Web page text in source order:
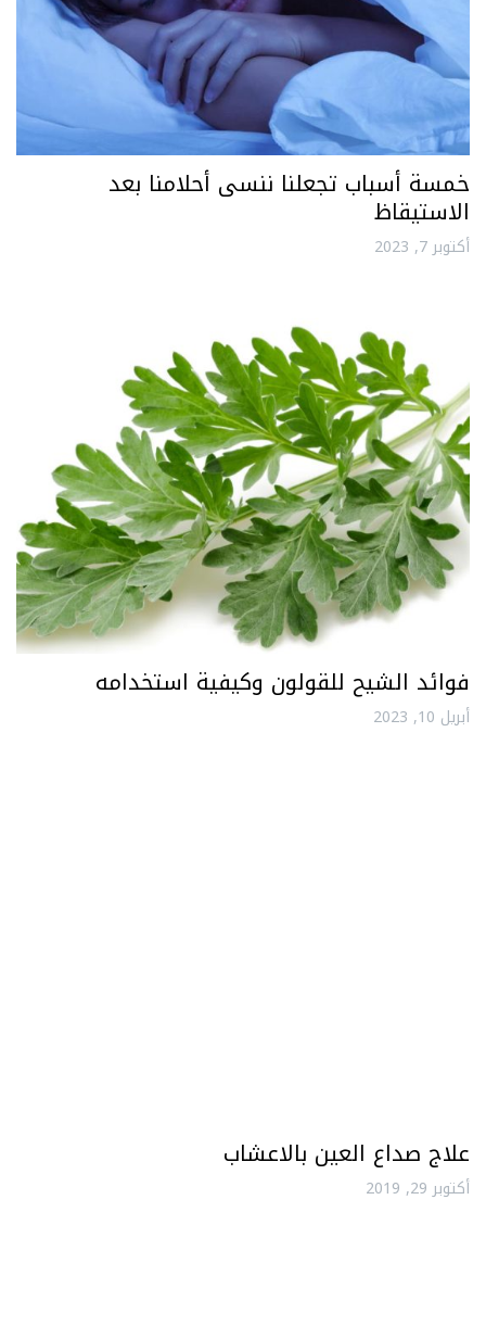
خمسة أسباب تجعلنا ننسى أحلامنا بعد
الاستيقاظ
أكتوبر 7, 2023
فوائد الشيح للقولون وكيفية استخدامه
أبريل 10, 2023
علاج صداع العين بالاعشاب
أكتوبر 29, 2019